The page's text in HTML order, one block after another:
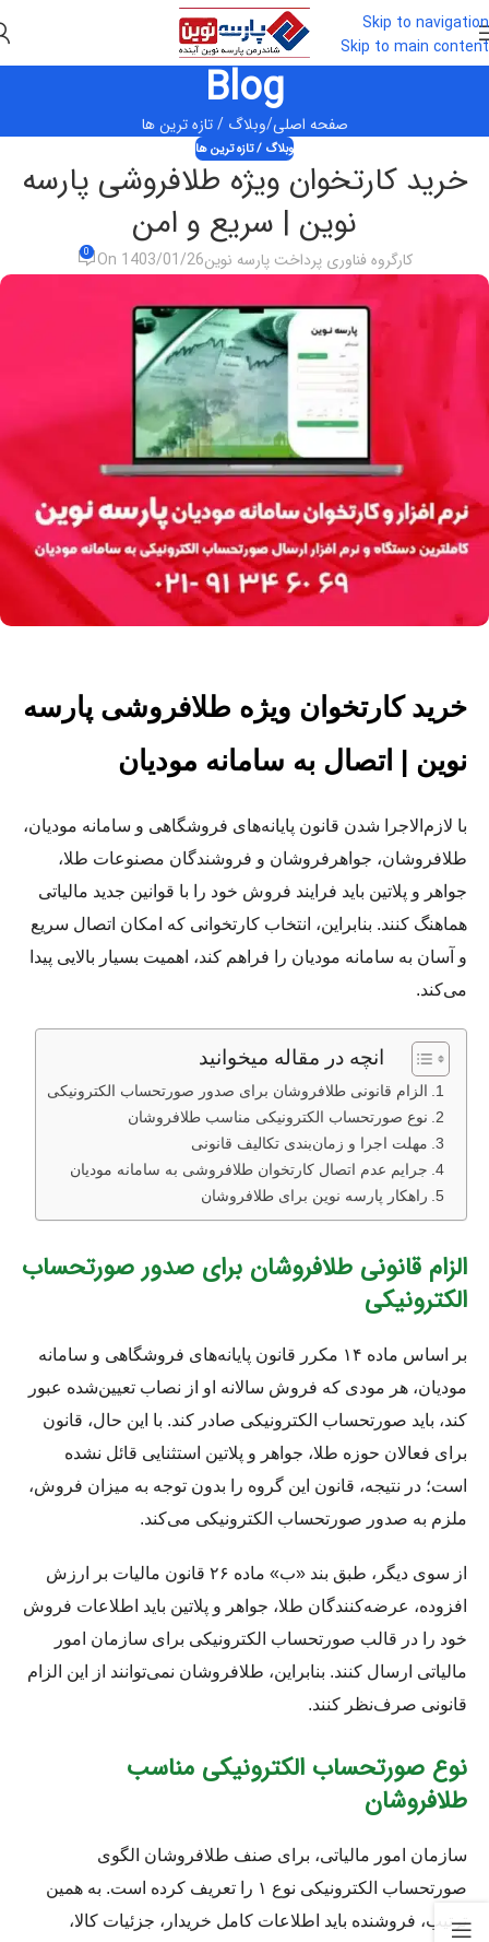
Skip to navigation
Skip to main content
Blog
صفحه اصلی وبلاگ / تازه ترین ها
وبلاگ / تازه ترین ها
خرید کارتخوان ویژه طلافروشی پارسه
نوین | سریع و امن
کارگروه فناوری پرداخت پارسه نوینOn 1403/01/26
0
خرید کارتخوان ویژه طلافروشی پارسه
نوین | اتصال به سامانه مودیان
با لازم‌الاجرا شدن قانون پایانه‌های فروشگاهی و سامانه مودیان،
طلافروشان، جواهرفروشان و فروشندگان مصنوعات طلا،
جواهر و پلاتین باید فرایند فروش خود را با قوانین جدید مالیاتی
هماهنگ کنند. بنابراین، انتخاب کارتخوانی که امکان اتصال سریع
و آسان به سامانه مودیان را فراهم کند، اهمیت بسیار بالایی پیدا
می‌کند.
انچه در مقاله میخوانید
الزام قانونی طلافروشان برای صدور صورتحساب الکترونیکی
نوع صورتحساب الکترونیکی مناسب طلافروشان
مهلت اجرا و زمان‌بندی تکالیف قانونی
جرایم عدم اتصال کارتخوان طلافروشی به سامانه مودیان
راهکار پارسه نوین برای طلافروشان
الزام قانونی طلافروشان برای صدور صورتحساب
الکترونیکی
بر اساس ماده ۱۴ مکرر قانون پایانه‌های فروشگاهی و سامانه
مودیان، هر مودی که فروش سالانه او از نصاب تعیین‌شده عبور
کند، باید صورتحساب الکترونیکی صادر کند. با این حال، قانون
برای فعالان حوزه طلا، جواهر و پلاتین استثنایی قائل نشده
است؛ در نتیجه، قانون این گروه را بدون توجه به میزان فروش،
ملزم به صدور صورتحساب الکترونیکی می‌کند.
از سوی دیگر، طبق بند «ب» ماده ۲۶ قانون مالیات بر ارزش
افزوده، عرضه‌کنندگان طلا، جواهر و پلاتین باید اطلاعات فروش
خود را در قالب صورتحساب الکترونیکی برای سازمان امور
مالیاتی ارسال کنند. بنابراین، طلافروشان نمی‌توانند از این الزام
قانونی صرف‌نظر کنند.
نوع صورتحساب الکترونیکی مناسب
طلافروشان
سازمان امور مالیاتی، برای صنف طلافروشان الگوی
صورتحساب الکترونیکی نوع ۱ را تعریف کرده است. به همین
ترتیب، فروشنده باید اطلاعات کامل خریدار، جزئیات کالا،